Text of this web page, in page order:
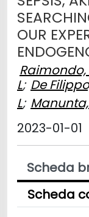
OUR
Raimondo,
L; De
L;
2023-01-01
Scheda
Scheda